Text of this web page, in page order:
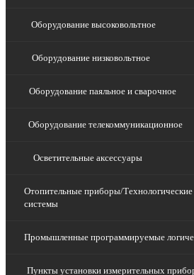
Оборудование высоковольтное
Оборудование низковольтное
Оборудование паяльное и сварочное
Оборудование телекоммуникационное
Осветительные аксессуары
Отопительные приборы/
системы
Промышленные программируемые
Пункты установки измерительных